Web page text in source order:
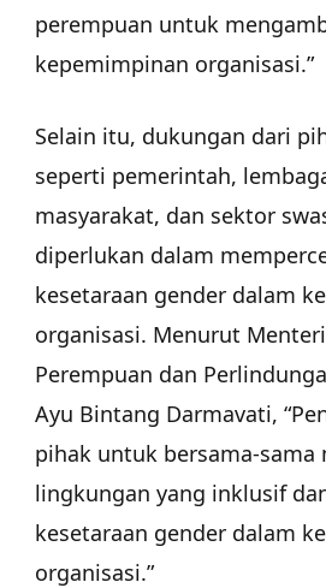
perempuan untuk
kepemimpinan organisasi.”
Selain itu, dukungan dari
seperti pemerintah,
masyarakat, dan sektor
diperlukan dalam
kesetaraan gender dalam
organisasi. Menurut
Perempuan dan
Ayu Bintang Darmavati,
pihak untuk bersama-sama
lingkungan yang inklusif
kesetaraan gender dalam
organisasi.”